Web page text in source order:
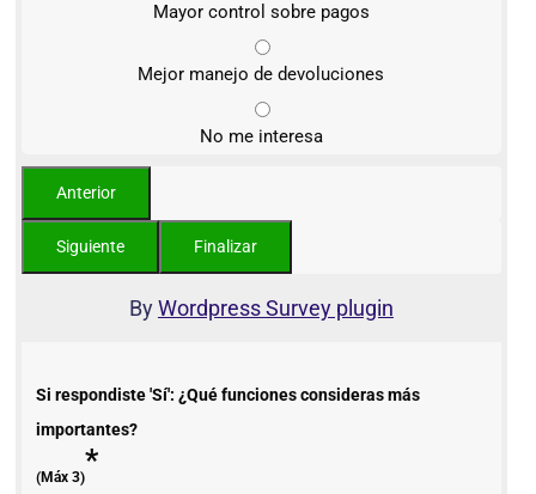
Mayor control sobre pagos
Mejor manejo de devoluciones
No me interesa
ByWordpress Survey plugin
Si respondiste 'Sí': ¿Qué funciones consideras más
importantes?
(Máx 3)*